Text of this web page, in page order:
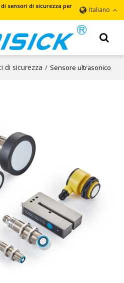
sensori di sicurezza per
Italiano
di sicurezza / Sensore ultrasonico